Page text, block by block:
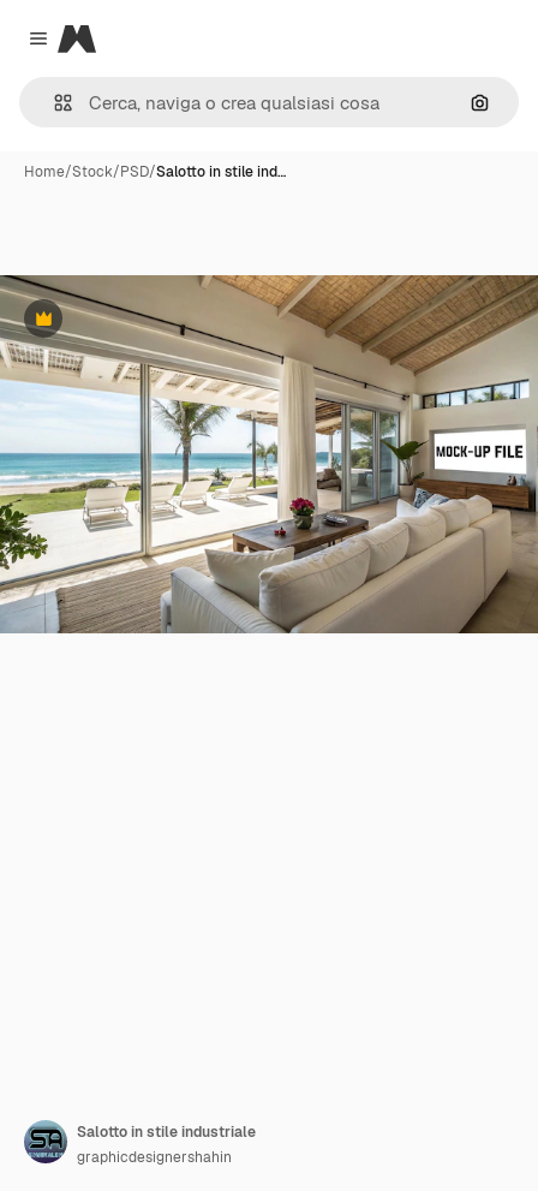
Close menu
Magnific
Cerca
Home/Stock/PSD/Salotto in stile ind…
Premium
Salotto in stile industriale
graphicdesignershahin